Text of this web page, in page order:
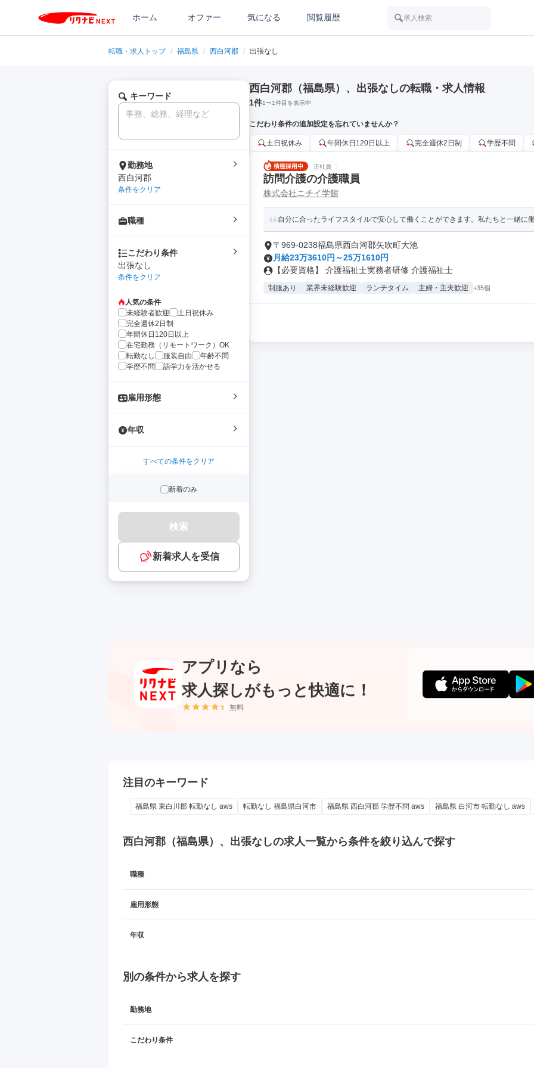
ホーム オファー 気になる 閲覧履歴 求人検索
転職・求人トップ / 福島県 / 西白河郡 / 出張なし
キーワード
勤務地
西白河郡
条件をクリア
職種
こだわり条件
出張なし
条件をクリア
人気の条件
未経験者歓迎
土日祝休み
完全週休2日制
年間休日120日以上
在宅勤務（リモートワーク）OK
転勤なし
服装自由
年齢不問
学歴不問
語学力を活かせる
雇用形態
年収
すべての条件をクリア
新着のみ
検索
新着求人を受信
西白河郡（福島県）、出張なしの転職・求人情報
1件1〜1件目を表示中
こだわり条件の追加設定を忘れていませんか？
土日祝休み 年間休日120日以上 完全週休2日制 学歴不問
正社員
訪問介護の介護職員
株式会社ニチイ学館
自分に合ったライフスタイルで安心して働くことができます。私たちと一緒に
〒969-0238福島県西白河郡矢吹町大池
月給23万3610円～25万1610円
【必要資格】 介護福祉士実務者研修 介護福祉士
制服あり 業界未経験歓迎 ランチタイム 主婦・主夫歓迎 +35個
アプリなら
求人探しがもっと快適に！
無料
注目のキーワード
福島県 東白川郡 転勤なし aws 転勤なし 福島県白河市 福島県 西白河郡 学歴不問 aws 福島県 白河市 転勤なし aws
西白河郡（福島県）、出張なしの求人一覧から条件を絞り込んで探す
職種
雇用形態
年収
別の条件から求人を探す
勤務地
こだわり条件